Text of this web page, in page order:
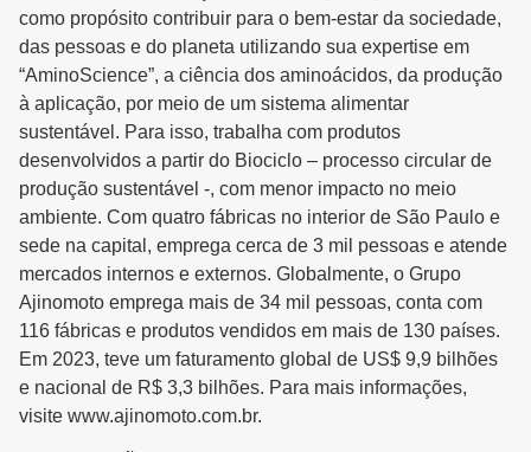
como propósito contribuir para o bem-estar da sociedade,
das pessoas e do planeta utilizando sua expertise em
“AminoScience”, a ciência dos aminoácidos, da produção
à aplicação, por meio de um sistema alimentar
sustentável. Para isso, trabalha com produtos
desenvolvidos a partir do Biociclo – processo circular de
produção sustentável -, com menor impacto no meio
ambiente. Com quatro fábricas no interior de São Paulo e
sede na capital, emprega cerca de 3 mil pessoas e atende
mercados internos e externos. Globalmente, o Grupo
Ajinomoto emprega mais de 34 mil pessoas, conta com
116 fábricas e produtos vendidos em mais de 130 países.
Em 2023, teve um faturamento global de US$ 9,9 bilhões
e nacional de R$ 3,3 bilhões. Para mais informações,
visite www.ajinomoto.com.br.